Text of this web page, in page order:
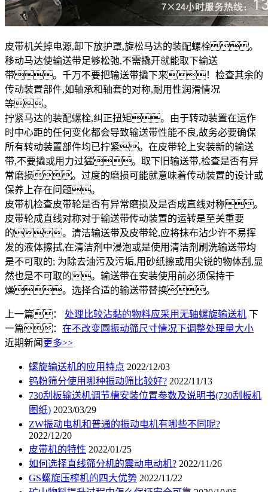
皮带机关掉电源,卸下放护罩,旋松马达的装配螺栓。
移动马达使输送带足够松弛,不需撬开就能取下输送
带。千万不要把输送带撬下来！检查其余的
传动装置部件,如轴承和轴套的对称,耐用性润滑情况
等。
拧紧马达的装配螺栓,纠正扭矩。由于转动装置在运作
时中心距的任何变化都会导致输送带性能不良,故务必要确保
所有转动装置部件均已拧紧。在皮带轮上安装新的输送
带,不要撬或用力过猛。取下旧输送带,检查是否有异
常磨损。过度的磨损可能就意味着传动装置的设计或
保养上存在问题。
皮带机检查皮带轮是否有异常磨损及是否成直线对称。
皮带轮成直线对称对于输送带传动装置的运转是至关重要
的。清洁输送带及皮带轮,应将抹布沾少许不易挥
发的液体擦拭,在清洁剂中浸泡或是使用清洁剂刷洗输送带均
是不可取的; 为除去油污及污垢,用砂纸擦或用尖锐的物体刮,显
然也是不可取的。输送带在安装使用前必须保持干
燥。选择合适的输送带替换。
上一篇： 处理比较沾黏的物料应采用无轴螺旋输送机 下
一篇： 在不改变圆振动筛尺寸情况下调整处理量大小
近期新闻 更多>>
螺旋输送机的应用特点 2022/12/03
钨粉筛分使用哪种振动筛比较好? 2022/11/13
730刮板输送机调节槽安装位置参数及说明书(730刮板机
图纸) 2023/03/29
ZW振动电机和普通的振动电机有哪些不同呢?
2022/12/20
皮带机的特性 2022/01/25
如何选择直线筛分机的震动电动机? 2022/11/26
GS螺旋压榨机的四大优势 2022/11/22